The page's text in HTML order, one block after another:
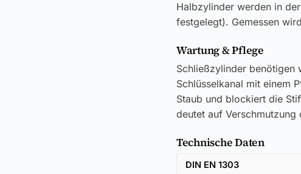
Halbzylinder werden in
festgelegt). Gemessen
Wartung & Pflege
Schließzylinder benötigen
Schlüsselkanal mit einem
Staub und blockiert die
deutet auf Verschmutzung
Technische Daten
DIN EN 1303